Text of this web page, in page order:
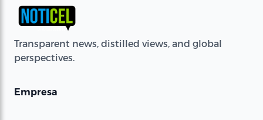
Transparent news, distilled views, and global
perspectives.
Empresa